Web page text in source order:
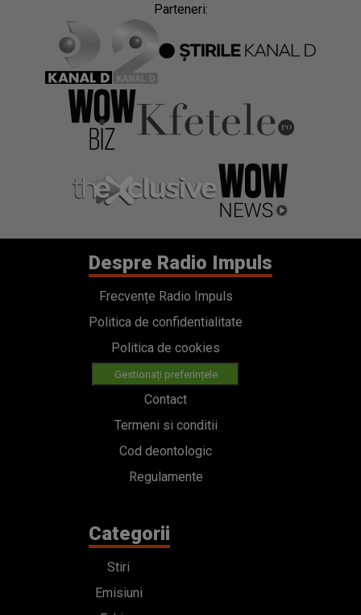
Parteneri:
Despre Radio Impuls
Frecvențe Radio Impuls
Politica de confidentialitate
Politica de cookies
Gestionați preferințele
Contact
Termeni si conditii
Cod deontologic
Regulamente
Categorii
Stiri
Emisiuni